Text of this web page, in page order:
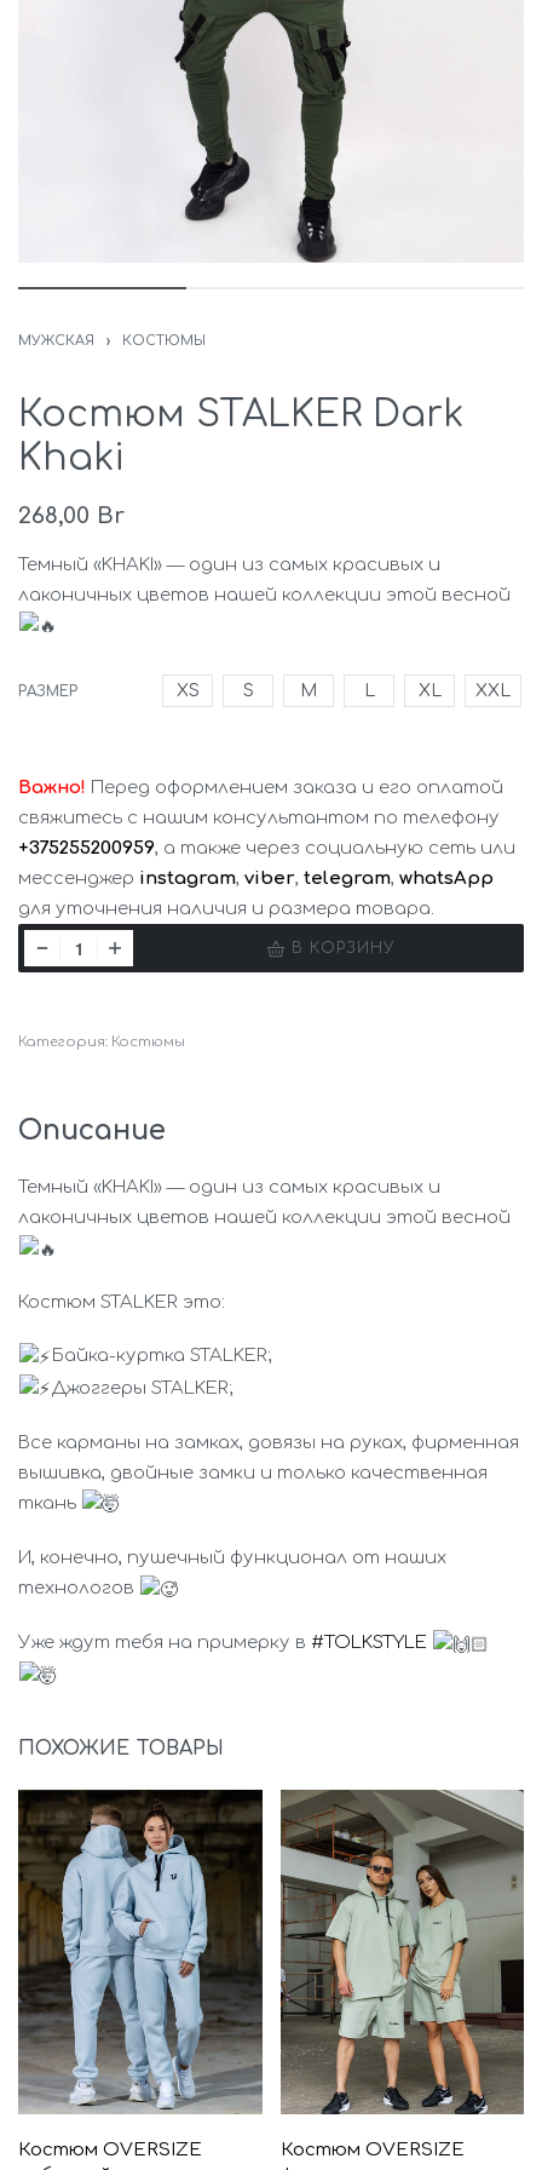
МУЖСКАЯ › КОСТЮМЫ
Костюм STALKER Dark
Khaki
268,00 Br
Темный «KHAKI» — один из самых красивых и
лаконичных цветов нашей коллекции этой весной
РАЗМЕР XS S M XL XXL
Важно! Перед оформлением заказа и его оплатой
свяжитесь с нашим консультантом по телефону
+375255200959, а также через социальную сеть или
мессенджер instagram, viber, telegram, whatsApp
для уточнения наличия и размера товара.
В КОРЗИНУ
Категория: Костюмы
Описание
Темный «KHAKI» — один из самых красивых и
лаконичных цветов нашей коллекции этой весной
Костюм STALKER это:
Байка-куртка STALKER;
Джоггеры STALKER;
Все карманы на замках, довязы на руках, фирменная
вышивка, двойные замки и только качественная
ткань
И, конечно, пушечный функционал от наших
технологов
Уже ждут тебя на примерку в #TOLKSTYLE
ПОХОЖИЕ ТОВАРЫ
Костюм OVERSIZE
Костюм OVERSIZE